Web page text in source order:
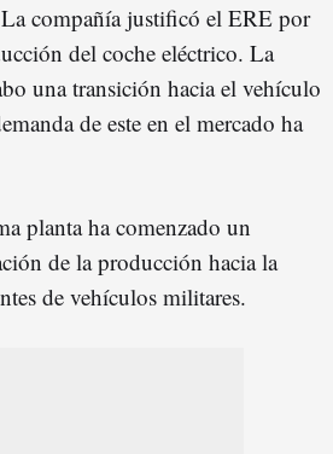
compañía justificó el ERE por
del coche eléctrico. La
una transición hacia el vehículo
de este en el mercado ha
planta ha comenzado un
de la producción hacia la
de vehículos militares.